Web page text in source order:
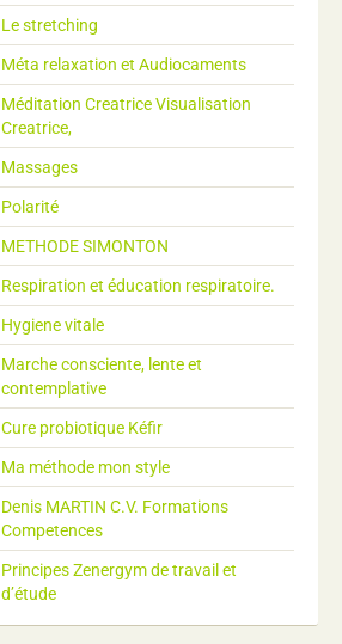
Le stretching
Méta relaxation et Audiocaments
Méditation Creatrice Visualisation
Creatrice,
Massages
Polarité
METHODE SIMONTON
Respiration et éducation respiratoire.
Hygiene vitale
Marche consciente, lente et
contemplative
Cure probiotique Kéfir
Ma méthode mon style
Denis MARTIN C.V. Formations
Competences
Principes Zenergym de travail et
d’étude